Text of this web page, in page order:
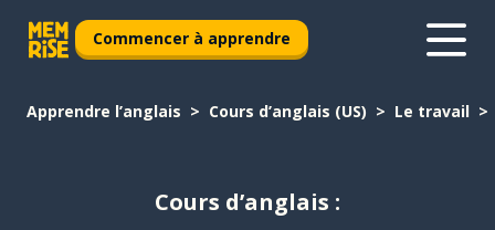
Commencer à apprendre
Apprendre l’anglais Cours d’anglais (US) Le travail
Cours d’anglais :